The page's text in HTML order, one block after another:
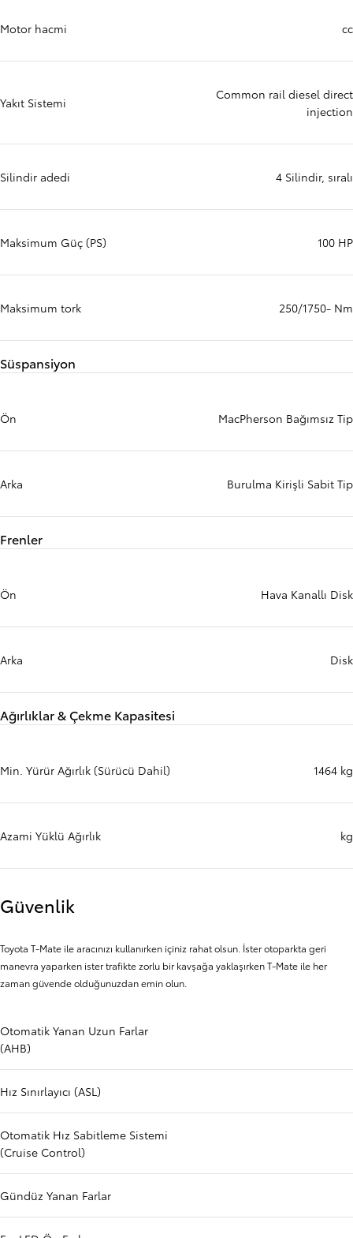
Motor hacmi cc
Yakıt Sistemi
Common rail diesel direct
injection
Silindir adedi 4 Silindir, sıralı
Maksimum Güç (PS) 100 HP
Maksimum tork 250/1750- Nm
Süspansiyon
Ön MacPherson Bağımsız Tip
Arka Burulma Kirişli Sabit Tip
Frenler
Ön Hava Kanallı Disk
Arka Disk
Ağırlıklar & Çekme Kapasitesi
Min. Yürür Ağırlık (Sürücü Dahil) 1464 kg
Azami Yüklü Ağırlık kg
Güvenlik
Toyota T-Mate ile aracınızı kullanırken içiniz rahat olsun. İster otoparkta geri
manevra yaparken ister trafikte zorlu bir kavşağa yaklaşırken T-Mate ile her
zaman güvende olduğunuzdan emin olun.
Otomatik Yanan Uzun Farlar
(AHB)
Hız Sınırlayıcı (ASL)
Otomatik Hız Sabitleme Sistemi
(Cruise Control)
Gündüz Yanan Farlar